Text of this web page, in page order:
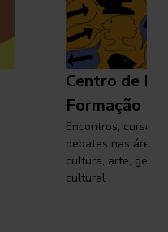
Centro de
Formação
Encontros, cursos,
debates nas áreas
cultura, arte,
cultural